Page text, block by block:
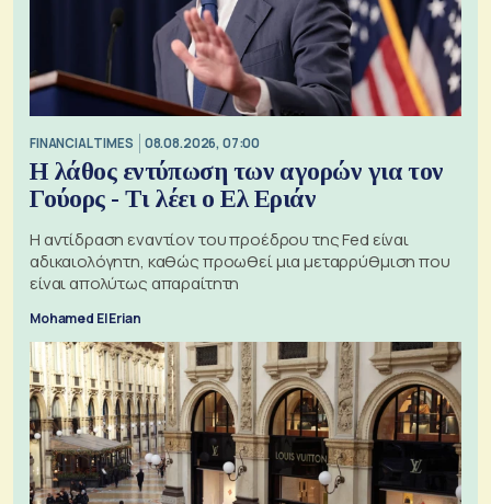
FINANCIAL TIMES 08.08.2026, 07:00
Η λάθος εντύπωση των αγορών για τον
Γούορς - Τι λέει ο Ελ Εριάν
Η αντίδραση εναντίον του προέδρου της Fed είναι
αδικαιολόγητη, καθώς προωθεί μια μεταρρύθμιση που
είναι απολύτως απαραίτητη
Mohamed El Erian